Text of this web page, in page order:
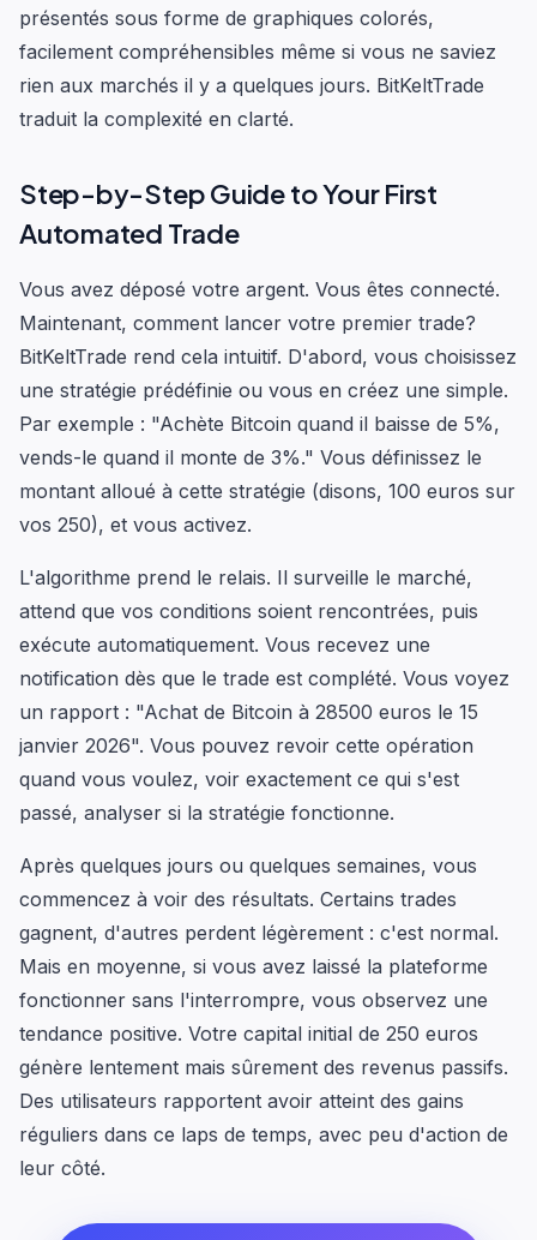
présentés sous forme de graphiques colorés,
facilement compréhensibles même si vous ne saviez
rien aux marchés il y a quelques jours. BitKeltTrade
traduit la complexité en clarté.
Step-by-Step Guide to Your First
Automated Trade
Vous avez déposé votre argent. Vous êtes connecté.
Maintenant, comment lancer votre premier trade?
BitKeltTrade rend cela intuitif. D'abord, vous choisissez
une stratégie prédéfinie ou vous en créez une simple.
Par exemple : "Achète Bitcoin quand il baisse de 5%,
vends-le quand il monte de 3%." Vous définissez le
montant alloué à cette stratégie (disons, 100 euros sur
vos 250), et vous activez.
L'algorithme prend le relais. Il surveille le marché,
attend que vos conditions soient rencontrées, puis
exécute automatiquement. Vous recevez une
notification dès que le trade est complété. Vous voyez
un rapport : "Achat de Bitcoin à 28500 euros le 15
janvier 2026". Vous pouvez revoir cette opération
quand vous voulez, voir exactement ce qui s'est
passé, analyser si la stratégie fonctionne.
Après quelques jours ou quelques semaines, vous
commencez à voir des résultats. Certains trades
gagnent, d'autres perdent légèrement : c'est normal.
Mais en moyenne, si vous avez laissé la plateforme
fonctionner sans l'interrompre, vous observez une
tendance positive. Votre capital initial de 250 euros
génère lentement mais sûrement des revenus passifs.
Des utilisateurs rapportent avoir atteint des gains
réguliers dans ce laps de temps, avec peu d'action de
leur côté.